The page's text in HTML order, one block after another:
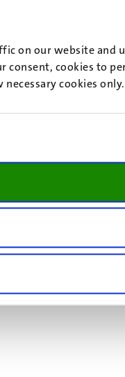
on our website and
consent, cookies to
cookies